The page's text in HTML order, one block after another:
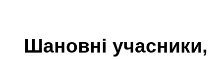
Шановні учасники,